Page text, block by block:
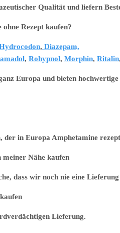
Qualität und liefern
Rezept kaufen?
, Diazepam,
, Rohypnol, Morphin, Ritalin,
Europa und bieten
in Europa Amphetamine
Nähe kaufen
dass wir noch nie eine
Lieferung.